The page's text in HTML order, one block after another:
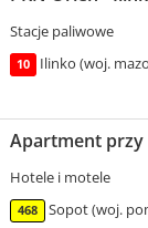
Stacje paliwowe
10 Ilinko (woj.
Apartment przy
Hotele i motele
468
Sopot (woj.